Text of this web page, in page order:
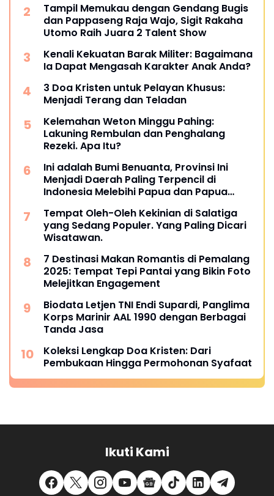
Tampil Memukau dengan Gendang Bugis
dan Pappaseng Raja Wajo, Sigit Rakaha
Utomo Raih Juara 2 Talent Show
Kenali Kekuatan Barak Militer: Bagaimana
Ia Dapat Mengasah Karakter Anak Anda?
3 Doa Kristen untuk Pelayan Khusus:
Menjadi Terang dan Teladan
Kelemahan Weton Minggu Pahing:
Lakuning Rembulan dan Penghalang
Rezeki. Apa Itu?
Ini adalah Bumi Benuanta, Provinsi Ini
Menjadi Daerah Paling Terpencil di
Indonesia Melebihi Papua dan Papua
Tempat Oleh-Oleh Kekinian di Salatiga
yang Sedang Populer. Yang Paling Dicari
Wisatawan.
7 Destinasi Makan Romantis di Pemalang
2025: Tempat Tepi Pantai yang Bikin Foto
Melejitkan Engagement
Biodata Letjen TNI Endi Supardi, Panglima
Korps Marinir AAL 1990 dengan Berbagai
Tanda Jasa
Koleksi Lengkap Doa Kristen: Dari
Pembukaan Hingga Permohonan Syafaat
Ikuti Kami